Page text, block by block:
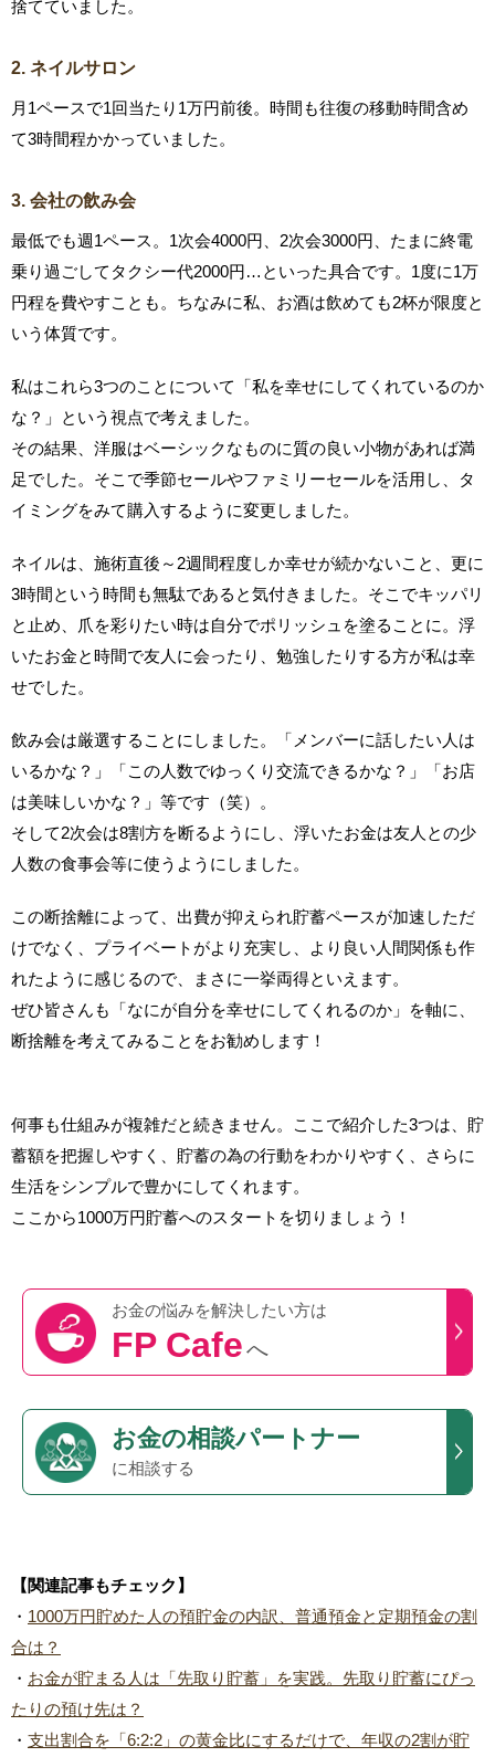
捨てていました。
2. ネイルサロン
月1ペースで1回当たり1万円前後。時間も往復の移動時間含め
て3時間程かかっていました。
3. 会社の飲み会
最低でも週1ペース。1次会4000円、2次会3000円、たまに終電
乗り過ごしてタクシー代2000円…といった具合です。1度に1万
円程を費やすことも。ちなみに私、お酒は飲めても2杯が限度と
いう体質です。
私はこれら3つのことについて「私を幸せにしてくれているのか
な？」という視点で考えました。
その結果、洋服はベーシックなものに質の良い小物があれば満
足でした。そこで季節セールやファミリーセールを活用し、タ
イミングをみて購入するように変更しました。
ネイルは、施術直後～2週間程度しか幸せが続かないこと、更に
3時間という時間も無駄であると気付きました。そこでキッパリ
と止め、爪を彩りたい時は自分でポリッシュを塗ることに。浮
いたお金と時間で友人に会ったり、勉強したりする方が私は幸
せでした。
飲み会は厳選することにしました。「メンバーに話したい人は
いるかな？」「この人数でゆっくり交流できるかな？」「お店
は美味しいかな？」等です（笑）。
そして2次会は8割方を断るようにし、浮いたお金は友人との少
人数の食事会等に使うようにしました。
この断捨離によって、出費が抑えられ貯蓄ペースが加速しただ
けでなく、プライベートがより充実し、より良い人間関係も作
れたように感じるので、まさに一挙両得といえます。
ぜひ皆さんも「なにが自分を幸せにしてくれるのか」を軸に、
断捨離を考えてみることをお勧めします！
何事も仕組みが複雑だと続きません。ここで紹介した3つは、貯
蓄額を把握しやすく、貯蓄の為の行動をわかりやすく、さらに
生活をシンプルで豊かにしてくれます。
ここから1000万円貯蓄へのスタートを切りましょう！
お金の悩みを解決したい方は
FP Cafeへ
お金の相談パートナー
に相談する
【関連記事もチェック】
・ 1000万円貯めた人の預貯金の内訳、普通預金と定期預金の割
合は？
・ お金が貯まる人は「先取り貯蓄」を実践。先取り貯蓄にぴっ
たりの預け先は？
・ 支出割合を「6:2:2」の黄金比にするだけで、年収の2割が貯